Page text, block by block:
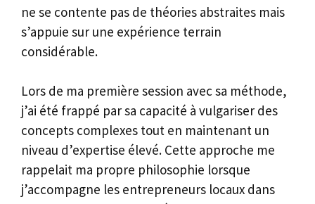
ne se contente pas de théories abstraites mais
s’appuie sur une expérience terrain
considérable.
Lors de ma première session avec sa méthode,
j’ai été frappé par sa capacité à vulgariser des
concepts complexes tout en maintenant un
niveau d’expertise élevé. Cette approche me
rappelait ma propre philosophie lorsque
j’accompagne les entrepreneurs locaux dans